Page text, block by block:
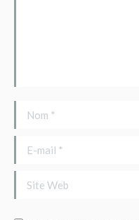
Nom *
E-mail *
Site Web